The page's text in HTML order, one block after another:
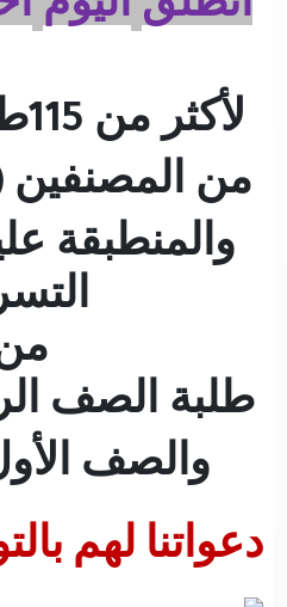
لأكثر من 115
من المصنفين
والمنطبقة
طلبة الصف
والصف
دعواتنا لهم